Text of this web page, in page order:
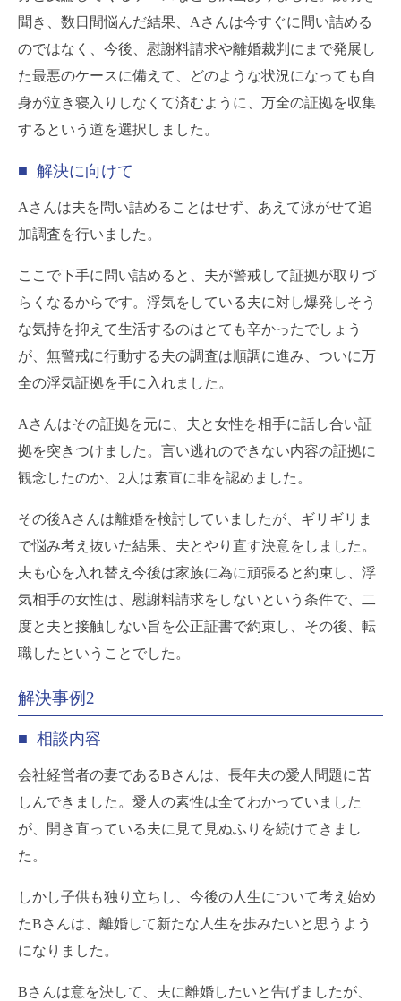
聞き、数日間悩んだ結果、Aさんは今すぐに問い詰める
のではなく、今後、慰謝料請求や離婚裁判にまで発展し
た最悪のケースに備えて、どのような状況になっても自
身が泣き寝入りしなくて済むように、万全の証拠を収集
するという道を選択しました。
■ 解決に向けて
Aさんは夫を問い詰めることはせず、あえて泳がせて追
加調査を行いました。
ここで下手に問い詰めると、夫が警戒して証拠が取りづ
らくなるからです。浮気をしている夫に対し爆発しそう
な気持を抑えて生活するのはとても辛かったでしょう
が、無警戒に行動する夫の調査は順調に進み、ついに万
全の浮気証拠を手に入れました。
Aさんはその証拠を元に、夫と女性を相手に話し合い証
拠を突きつけました。言い逃れのできない内容の証拠に
観念したのか、2人は素直に非を認めました。
その後Aさんは離婚を検討していましたが、ギリギリま
で悩み考え抜いた結果、夫とやり直す決意をしました。
夫も心を入れ替え今後は家族に為に頑張ると約束し、浮
気相手の女性は、慰謝料請求をしないという条件で、二
度と夫と接触しない旨を公正証書で約束し、その後、転
職したということでした。
解決事例2
■ 相談内容
会社経営者の妻であるBさんは、長年夫の愛人問題に苦
しんできました。愛人の素性は全てわかっていました
が、開き直っている夫に見て見ぬふりを続けてきまし
た。
しかし子供も独り立ちし、今後の人生について考え始め
たBさんは、離婚して新たな人生を歩みたいと思うよう
になりました。
Bさんは意を決して、夫に離婚したいと告げましたが、